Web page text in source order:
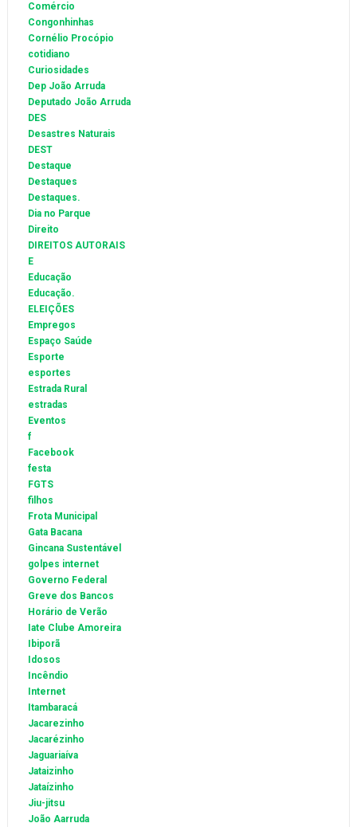
Comércio
Congonhinhas
Cornélio Procópio
cotidiano
Curiosidades
Dep João Arruda
Deputado João Arruda
DES
Desastres Naturais
DEST
Destaque
Destaques
Destaques.
Dia no Parque
Direito
DIREITOS AUTORAIS
E
Educação
Educação.
ELEIÇÕES
Empregos
Espaço Saúde
Esporte
esportes
Estrada Rural
estradas
Eventos
f
Facebook
festa
FGTS
filhos
Frota Municipal
Gata Bacana
Gincana Sustentável
golpes internet
Governo Federal
Greve dos Bancos
Horário de Verão
Iate Clube Amoreira
Ibiporã
Idosos
Incêndio
Internet
Itambaracá
Jacarezinho
Jacarézinho
Jaguariaíva
Jataizinho
Jataízinho
Jiu-jitsu
João Aarruda